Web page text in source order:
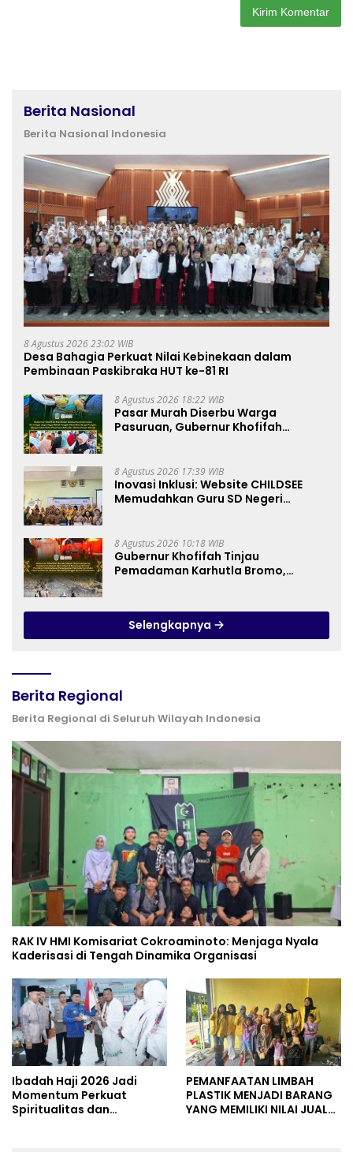
Berita Nasional
Berita Nasional Indonesia
8 Agustus 2026 23:02 WIB
Desa Bahagia Perkuat Nilai Kebinekaan dalam
Pembinaan Paskibraka HUT ke-81 RI
8 Agustus 2026 18:22 WIB
Pasar Murah Diserbu Warga
Pasuruan, Gubernur Khofifah
8 Agustus 2026 17:39 WIB
Inovasi Inklusi: Website CHILDSEE
Memudahkan Guru SD Negeri
8 Agustus 2026 10:18 WIB
Gubernur Khofifah Tinjau
Pemadaman Karhutla Bromo,
Selengkapnya
Berita Regional
Berita Regional di Seluruh Wilayah Indonesia
RAK IV HMI Komisariat Cokroaminoto: Menjaga Nyala
Kaderisasi di Tengah Dinamika Organisasi
Ibadah Haji 2026 Jadi
Momentum Perkuat
Spiritualitas dan
PEMANFAATAN LIMBAH
PLASTIK MENJADI BARANG
YANG MEMILIKI NILAI JUAL